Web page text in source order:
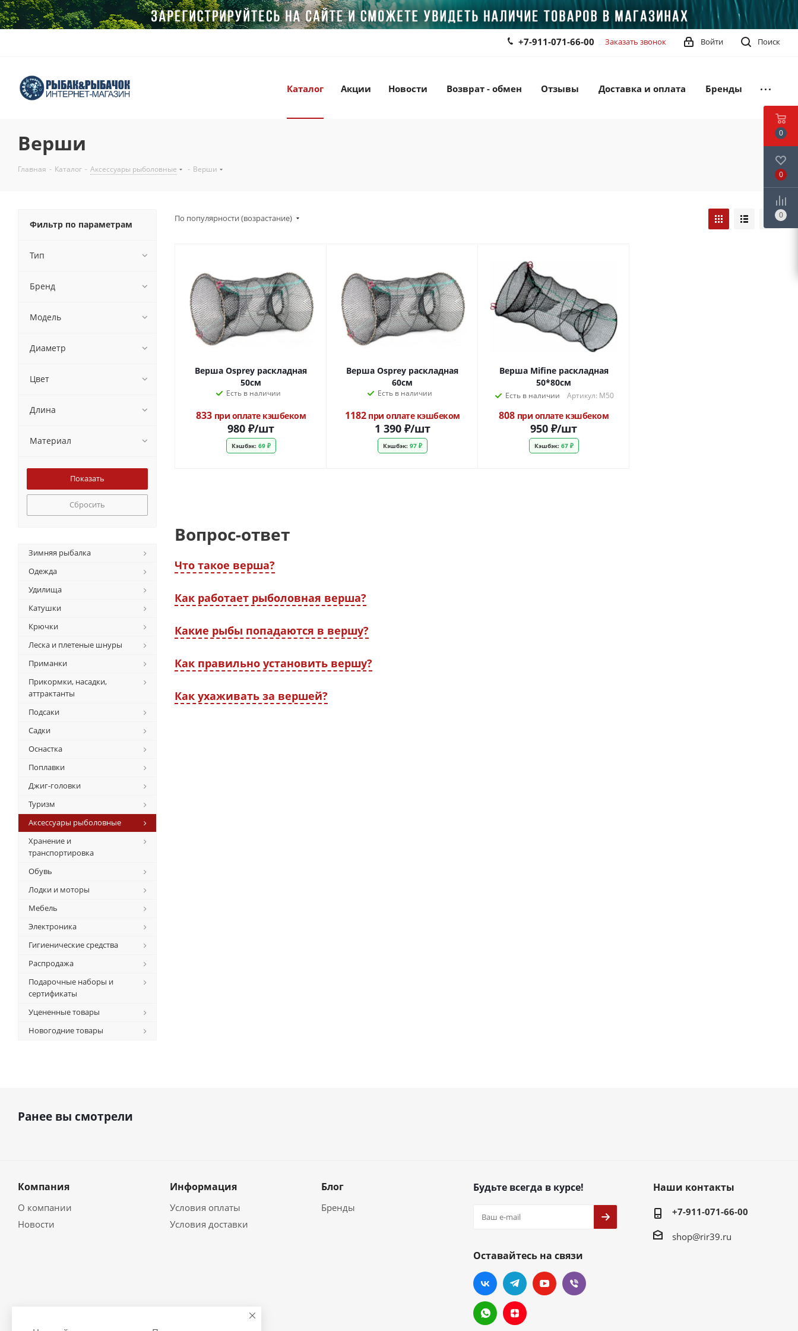
Поиск
Войти
+7-911-071-66-00 Заказать звонок
Каталог Акции Новости Возврат - обмен Отзывы Доставка и оплата Бренды
Верши
Главная - Каталог - Аксессуары рыболовные - Верши
По популярности (возрастание)
Верша Osprey раскладная
50см
Есть в наличии
833 при оплате кэшбеком
980 ₽/шт
Кэшбэк:69 ₽
Верша Osprey раскладная
60см
Есть в наличии
1182при оплате кэшбеком
1 390₽/шт
Кэшбэк:97 ₽
Верша Mifine раскладная
50*80см
Есть в наличии Артикул: M50
808 при оплате кэшбеком
950 ₽/шт
Кэшбэк:67 ₽
Вопрос-ответ
Что такое верша?
Как работает рыболовная верша?
Какие рыбы попадаются в вершу?
Как правильно установить вершу?
Как ухаживать за вершей?
Фильтр по параметрам
Тип
Бренд
Модель
Диаметр
Цвет
Длина
Материал
Сбросить
Зимняя рыбалка
Одежда
Удилища
Катушки
Крючки
Леска и плетеные шнуры
Приманки
Прикормки, насадки,
аттрактанты
Подсаки
Садки
Оснастка
Поплавки
Джиг-головки
Туризм
Аксессуары рыболовные
Хранение и
транспортировка
Обувь
Лодки и моторы
Мебель
Электроника
Гигиенические средства
Распродажа
Подарочные наборы и
сертификаты
Уцененные товары
Новогодние товары
Ранее вы смотрели
Компания
О компании
Новости
Информация
Условия оплаты
Условия доставки
Блог
Бренды
Будьте всегда в курсе!
Оставайтесь на связи
Наши контакты
+7-911-071-66-00
shop@rir39.ru
0
0
0